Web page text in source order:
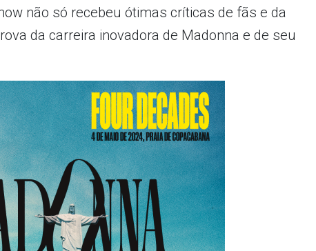
não só recebeu ótimas críticas de fãs e da
da carreira inovadora de Madonna e de seu